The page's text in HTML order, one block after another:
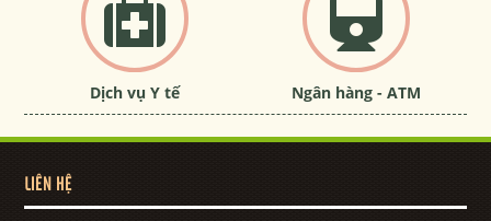
Dịch vụ Y tế Ngân hàng - ATM
LIÊN HỆ